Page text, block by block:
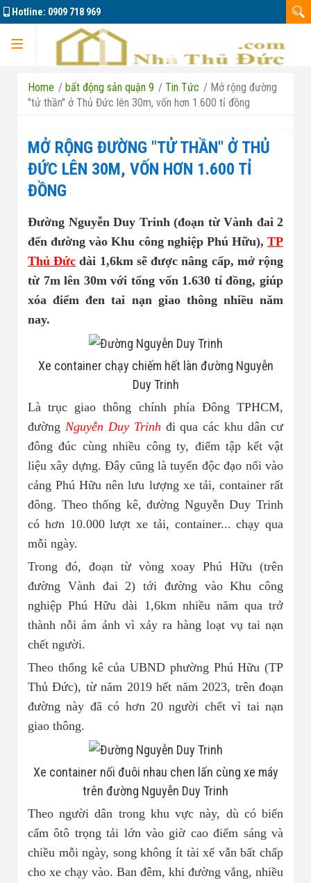
Hotline: 0909 718 969
Trang chủ
Dự án
Marine City
Đông Tăng Long
Căn hộ La Pura
Nhà đất bán 01
Nhà đất bán 02
Nhà đất bán 03
Home / bất động sản quận 9 / Tin Tức / Mở rộng đường
"tử thần" ở Thủ Đức lên 30m, vốn hơn 1.600 tỉ đồng
MỞ RỘNG ĐƯỜNG "TỬ THẦN" Ở THỦ
ĐỨC LÊN 30M, VỐN HƠN 1.600 TỈ
ĐỒNG
Đường Nguyễn Duy Trinh (đoạn từ Vành đai 2
đến đường vào Khu công nghiệp Phú Hữu), TP
Thủ Đức dài 1,6km sẽ được nâng cấp, mở rộng
từ 7m lên 30m với tổng vốn 1.630 tỉ đồng, giúp
xóa điểm đen tai nạn giao thông nhiều năm
nay.
Xe container chạy chiếm hết làn đường Nguyễn
Duy Trinh
Là trục giao thông chính phía Đông TPHCM,
đường Nguyễn Duy Trinh đi qua các khu dân cư
đông đúc cùng nhiều công ty, điểm tập kết vật
liệu xây dựng. Đây cũng là tuyến độc đạo nối vào
cảng Phú Hữu nên lưu lượng xe tải, container rất
đông. Theo thống kê, đường Nguyễn Duy Trinh
có hơn 10.000 lượt xe tải, container... chạy qua
mỗi ngày.
Trong đó, đoạn từ vòng xoay Phú Hữu (trên
đường Vành đai 2) tới đường vào Khu công
nghiệp Phú Hữu dài 1,6km nhiều năm qua trở
thành nỗi ám ảnh vì xảy ra hàng loạt vụ tai nạn
chết người.
Theo thống kê của UBND phường Phú Hữu (TP
Thủ Đức), từ năm 2019 hết năm 2023, trên đoạn
đường này đã có hơn 20 người chết vì tai nạn
giao thông.
Xe container nối đuôi nhau chen lấn cùng xe máy
trên đường Nguyễn Duy Trinh
Theo người dân trong khu vực này, dù có biển
cấm ôtô trọng tải lớn vào giờ cao điểm sáng và
chiều mỗi ngày, song không ít tài xế vẫn bất chấp
cho xe chạy vào. Ban đêm, khi đường vắng, nhiều